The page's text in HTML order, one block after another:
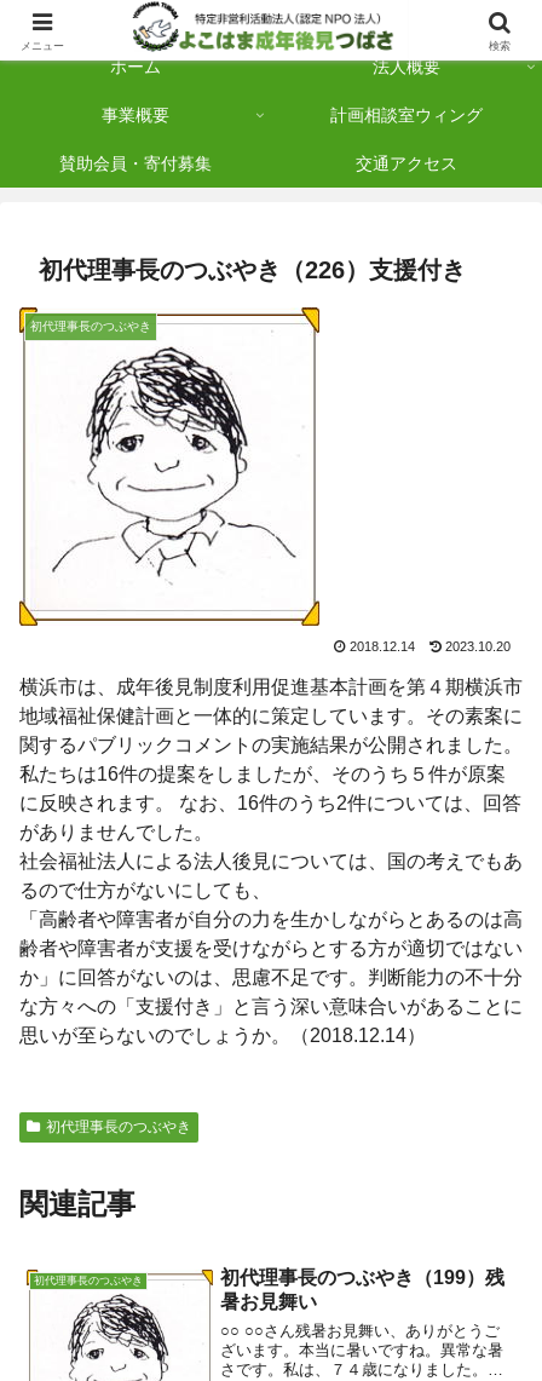
横浜市保土ケ谷区を拠点に「法人後見」を多数手がけている認定NPO法人です
ホーム 法人概要
事業概要 計画相談室ウィング
賛助会員・寄付募集 交通アクセス
初代理事長のつぶやき（226）支援付き
初代理事長のつぶやき
2018.12.14 2023.10.20
横浜市は、成年後見制度利用促進基本計画を第４期横浜市
地域福祉保健計画と一体的に策定しています。その素案に
関するパブリックコメントの実施結果が公開されました。
私たちは16件の提案をしましたが、そのうち５件が原案
に反映されます。 なお、16件のうち2件については、回答
がありませんでした。
社会福祉法人による法人後見については、国の考えでもあ
るので仕方がないにしても、
「高齢者や障害者が自分の力を生かしながらとあるのは高
齢者や障害者が支援を受けながらとする方が適切ではない
か」に回答がないのは、思慮不足です。判断能力の不十分
な方々への「支援付き」と言う深い意味合いがあることに
思いが至らないのでしょうか。（2018.12.14）
初代理事長のつぶやき
関連記事
初代理事長のつぶやき
初代理事長のつぶやき（199）残
暑お見舞い
○○ ○○さん残暑お見舞い、ありがとうご
ざいます。本当に暑いですね。異常な暑
さです。私は、７４歳になりました。皆
メニュー 検索